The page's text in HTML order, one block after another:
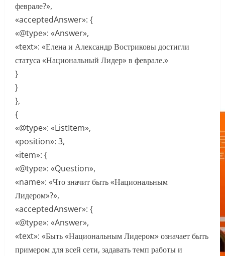
феврале?»,
«acceptedAnswer»: {
«@type»: «Answer»,
«text»: «Елена и Александр Востриковы достигли
статуса «Национальный Лидер» в феврале.»
}
}
},
{
«@type»: «ListItem»,
«position»: 3,
«item»: {
«@type»: «Question»,
«name»: «Что значит быть «Национальным
Лидером»?»,
«acceptedAnswer»: {
«@type»: «Answer»,
«text»: «Быть «Национальным Лидером» означает быть
примером для всей сети, задавать темп работы и